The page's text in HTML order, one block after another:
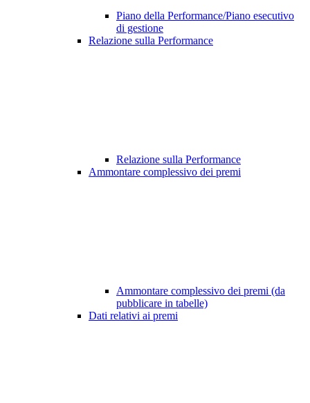
Piano della Performance/Piano esecutivo
di gestione
Relazione sulla Performance
Relazione sulla Performance
Ammontare complessivo dei premi
Ammontare complessivo dei premi (da
pubblicare in tabelle)
Dati relativi ai premi